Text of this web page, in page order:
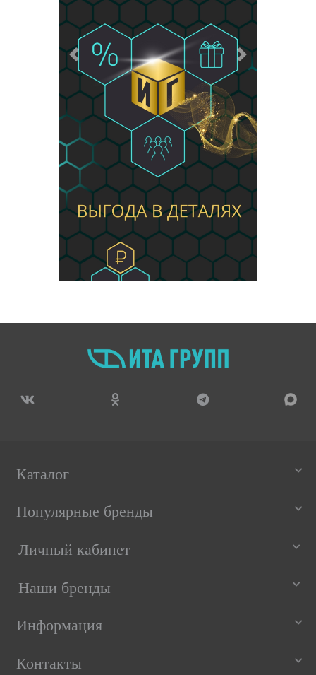
Предыдущий Следующий
Каталог
Популярные бренды
Личный кабинет
Наши бренды
Информация
Контакты